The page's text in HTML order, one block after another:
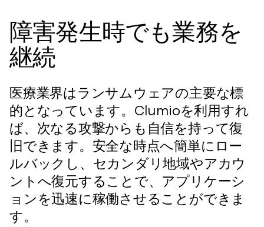
障害発生時でも業務を
継続
医療業界はランサムウェアの主要な標
的となっています。Clumioを利用すれ
ば、次なる攻撃からも自信を持って復
旧できます。安全な時点へ簡単にロー
ルバックし、セカンダリ地域やアカウ
ントへ復元することで、アプリケーシ
ョンを迅速に稼働させることができま
す。